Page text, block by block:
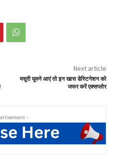
Next article
मसूरी घूमने आएं तो इन खास डेस्टिनेशन को
जरूर करें एक्सप्लोर
-